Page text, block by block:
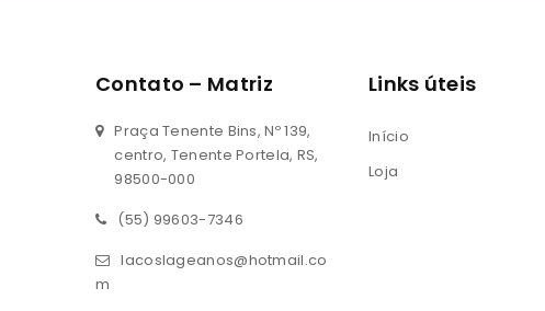
Contato – Matriz
Praça Tenente Bins, Nº 139,
centro, Tenente Portela, RS,
98500-000
(55) 99603-7346
lacoslageanos@hotmail.co
m
Links úteis
Início
Loja